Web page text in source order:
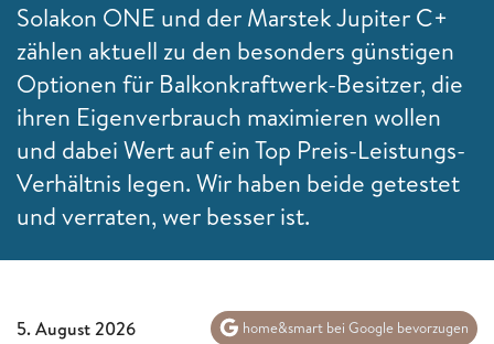
Solakon ONE und der Marstek Jupiter C+
zählen aktuell zu den besonders günstigen
Optionen für Balkonkraftwerk-Besitzer, die
ihren Eigenverbrauch maximieren wollen
und dabei Wert auf ein Top Preis-Leistungs-
Verhältnis legen. Wir haben beide getestet
und verraten, wer besser ist.
5. August 2026 home&smart bei Google bevorzugen